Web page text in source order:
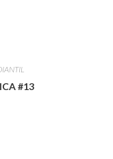
#13